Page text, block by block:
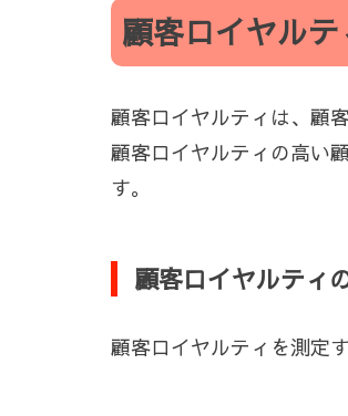
顧客ロイヤル
顧客ロイヤルティは、顧
顧客ロイヤルティの高い
す。
顧客ロイヤルティ
顧客ロイヤルティを測定